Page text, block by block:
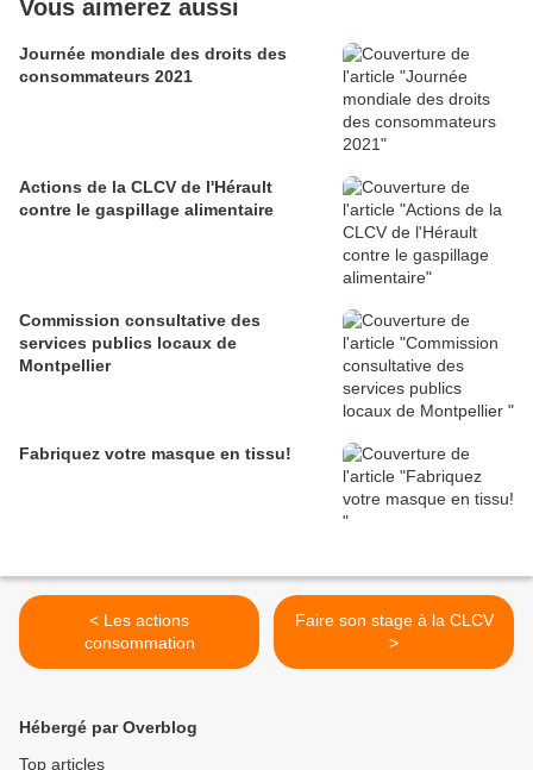
Vous aimerez aussi
Journée mondiale des droits des
consommateurs 2021
Actions de la CLCV de l'Hérault
contre le gaspillage alimentaire
Commission consultative des
services publics locaux de
Montpellier
Fabriquez votre masque en tissu!
< Les actions
consommation
Faire son stage à la CLCV
>
Hébergé par Overblog
Top articles